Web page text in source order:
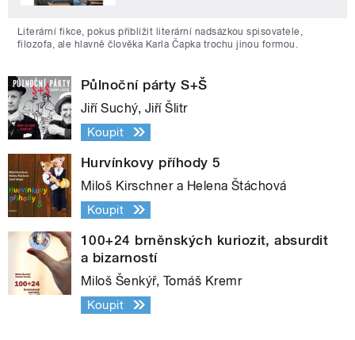
Literární fikce, pokus přiblížit literární nadsázkou spisovatele,
filozofa, ale hlavně člověka Karla Čapka trochu jinou formou.
Půlnoční párty S+Š
Jiří Suchý, Jiří Šlitr
Koupit
Hurvínkovy příhody 5
Miloš Kirschner a Helena Štáchová
Koupit
100+24 brněnských kuriozit, absurdit
a bizarností
Miloš Šenkýř, Tomáš Kremr
Koupit